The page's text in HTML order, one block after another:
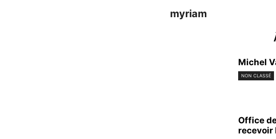
myriam
Michel
NON CLASSÉ
Office
recevoir